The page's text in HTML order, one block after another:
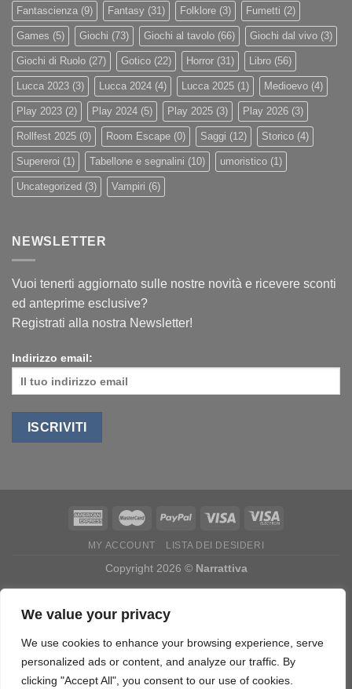
We value your privacy
We use cookies to enhance your browsing experience, serve
personalized ads or content, and analyze our traffic. By
clicking "Accept All", you consent to our use of cookies.
Fantascienza (9) Fantasy (31) Folklore (3) Fumetti (2)
Games (5) Giochi (73) Giochi al tavolo (66) Giochi dal vivo (3)
Giochi di Ruolo (27) Gotico (22) Horror (31) Libro (56)
Lucca 2023 (3) Lucca 2024 (4) Lucca 2025 (1) Medioevo (4)
Play 2023 (2) Play 2024 (5) Play 2025 (3) Play 2026 (3)
Rollfest 2025 (0) Room Escape (0) Saggi (12) Storico (4)
Supereroi (1) Tabellone e segnalini (10) umoristico (1)
Uncategorized (3) Vampiri (6)
NEWSLETTER
Vuoi tenerti aggiornato sulle nostre novità e ricevere sconti
ed anteprime esclusive?
Registrati alla nostra Newsletter!
Indirizzo email:
MY ACCOUNT LISTA DEI DESIDERI
Copyright 2026 © Narrattiva
Your cart is currently empty.
RETURN TO SHOP